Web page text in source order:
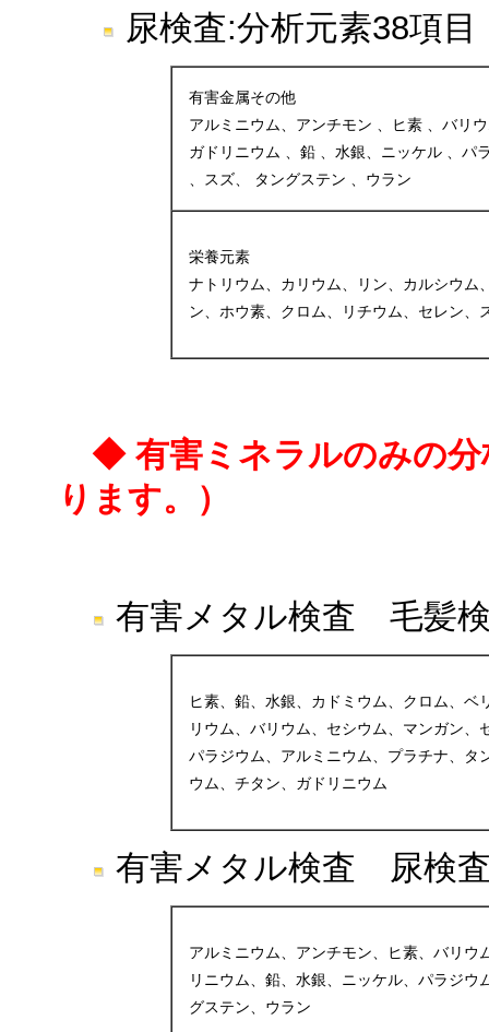
尿検査:分析元素38項目
有害金属その他
アルミニウム、アンチモン 、ヒ素 、バリ
ガドリニウム 、鉛 、水銀、ニッケル 、パ
、スズ、 タングステン 、ウラン
栄養元素
ナトリウム、カリウム、リン、カルシウム
ン、ホウ素、クロム、リチウム、セレン
◆ 有害ミネラルのみの分
ります。）
有害メタル検査 毛髪
ヒ素、鉛、水銀、カドミウム、クロム、
リウム、バリウム、セシウム、マンガン
パラジウム、アルミニウム、プラチナ、タ
ウム、チタン、ガドリニウム
有害メタル検査 尿検
アルミニウム、アンチモン、ヒ素、バリ
リニウム、鉛、水銀、ニッケル、パラジ
グステン、ウラン